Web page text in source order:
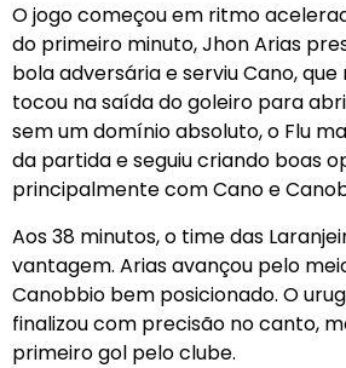
O jogo começou em ritmo
do primeiro minuto, Jhon Arias
bola adversária e serviu Cano,
tocou na saída do goleiro para
sem um domínio absoluto, o Flu
da partida e seguiu criando boas
principalmente com Cano e
Aos 38 minutos, o time das
vantagem. Arias avançou pelo
Canobbio bem posicionado. O
finalizou com precisão no canto,
primeiro gol pelo clube.